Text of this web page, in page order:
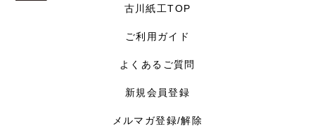
古川紙工TOP
ご利用ガイド
よくあるご質問
新規会員登録
メルマガ登録/解除